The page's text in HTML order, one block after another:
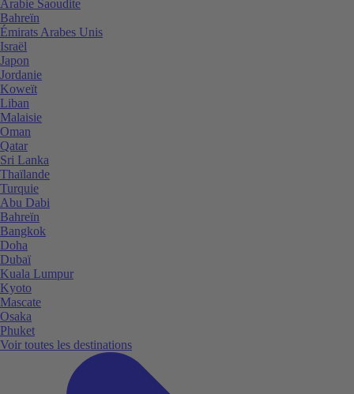
Arabie Saoudite
Bahreïn
Émirats Arabes Unis
Israël
Japon
Jordanie
Koweït
Liban
Malaisie
Oman
Qatar
Sri Lanka
Thaïlande
Turquie
Abu Dabi
Bahreïn
Bangkok
Doha
Dubaï
Kuala Lumpur
Kyoto
Mascate
Osaka
Phuket
Voir toutes les destinations